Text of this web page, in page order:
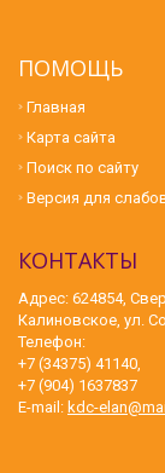
ПОМОЩЬ
Главная
Карта сайта
Поиск по сайту
Версия для
КОНТАКТЫ
Адрес: 624854,
Калиновское, ул.
Телефон:
+7 (34375) 41140,
+7 (904) 1637837
E-mail: kdc-